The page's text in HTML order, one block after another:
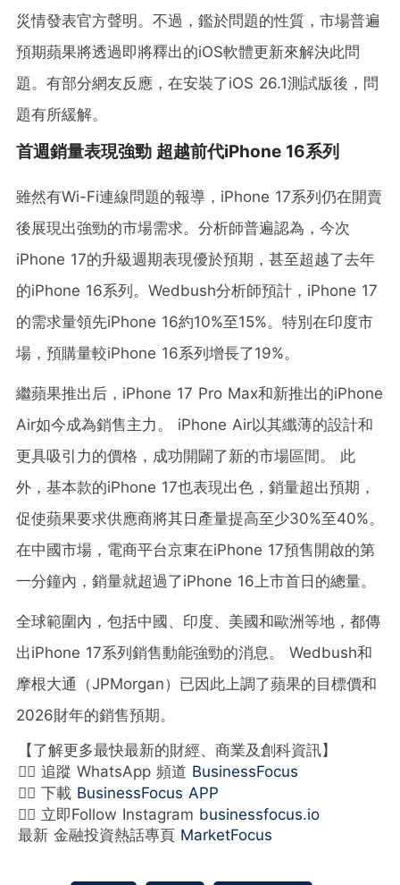
災情發表官方聲明。不過，鑑於問題的性質，市場普遍
預期蘋果將透過即將釋出的iOS軟體更新來解決此問
題。有部分網友反應，在安裝了iOS 26.1測試版後，問
題有所緩解。
首週銷量表現強勁 超越前代iPhone 16系列
雖然有Wi-Fi連線問題的報導，iPhone 17系列仍在開賣
後展現出強勁的市場需求。分析師普遍認為，今次
iPhone 17的升級週期表現優於預期，甚至超越了去年
的iPhone 16系列。Wedbush分析師預計，iPhone 17
的需求量領先iPhone 16約10%至15%。特別在印度市
場，預購量較iPhone 16系列增長了19%。
繼蘋果推出后，iPhone 17 Pro Max和新推出的iPhone
Air如今成為銷售主力。 iPhone Air以其纖薄的設計和
更具吸引力的價格，成功開闢了新的市場區間。 此
外，基本款的iPhone 17也表現出色，銷量超出預期，
促使蘋果要求供應商將其日產量提高至少30%至40%。
在中國市場，電商平台京東在iPhone 17預售開啟的第
一分鐘內，銷量就超過了iPhone 16上市首日的總量。
全球範圍內，包括中國、印度、美國和歐洲等地，都傳
出iPhone 17系列銷售動能強勁的消息。 Wedbush和
摩根大通（JPMorgan）已因此上調了蘋果的目標價和
2026財年的銷售預期。
【了解更多最快最新的財經、商業及創科資訊】
👉🏻 追蹤 WhatsApp 頻道 BusinessFocus
👉🏻 下載 BusinessFocus APP
👉🏻 立即Follow Instagram businessfocus.io
最新 金融投資熱話專頁 MarketFocus